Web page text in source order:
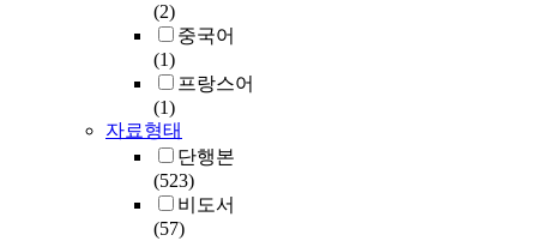
(2)
중국어
(1)
프랑스어
(1)
자료형태
단행본
(523)
비도서
(57)